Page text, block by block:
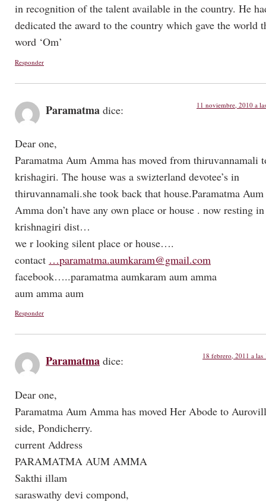
in recognition of the talent available in the country. He
dedicated the award to the country which gave the world
word ‘Om’
Responder
Paramatma dice: 11 noviembre, 2010 a
Dear one,
Paramatma Aum Amma has moved from thiruvannamali
krishagiri. The house was a swizterland devotee’s in
thiruvannamali.she took back that house.Paramatma Aum
Amma don’t have any own place or house . now resting in
krishnagiri dist…
we r looking silent place or house….
contact …paramatma.aumkaram@gmail.com
facebook…..paramatma aumkaram aum amma
aum amma aum
Responder
Paramatma dice: 18 febrero, 2011 a las
Dear one,
Paramatma Aum Amma has moved Her Abode to
side, Pondicherry.
current Address
PARAMATMA AUM AMMA
Sakthi illam
saraswathy devi compond,